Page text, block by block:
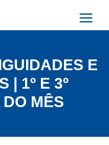
E
| 1º E 3º
MÊS